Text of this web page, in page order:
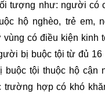
tượng như: người có
hộ nghèo, trẻ em,
có điều kiện kinh
bị buộc tội từ đủ
buộc tội thuộc hộ cận
trường hợp có khó